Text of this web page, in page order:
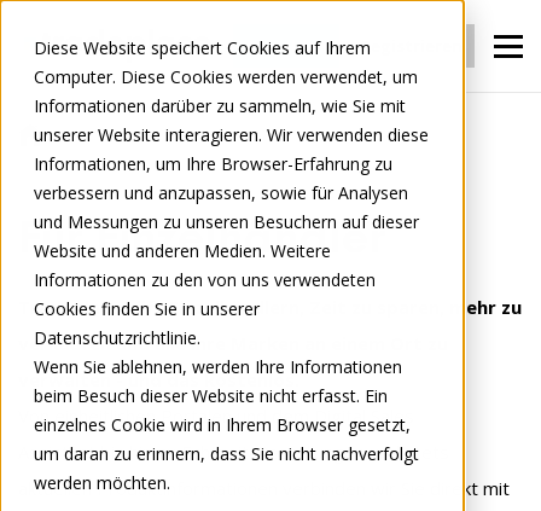
Diese Website speichert Cookies auf Ihrem
Computer. Diese Cookies werden verwendet, um
Informationen darüber zu sammeln, wie Sie mit
unserer Website interagieren. Wir verwenden diese
Informationen, um Ihre Browser-Erfahrung zu
verbessern und anzupassen, sowie für Analysen
und Messungen zu unseren Besuchern auf dieser
Website und anderen Medien. Weitere
Informationen zu den von uns verwendeten
Cookies finden Sie in unserer
Datenschutzrichtlinie.
Wenn Sie ablehnen, werden Ihre Informationen
beim Besuch dieser Website nicht erfasst. Ein
einzelnes Cookie wird in Ihrem Browser gesetzt,
um daran zu erinnern, dass Sie nicht nachverfolgt
werden möchten.
Anmelden Registrieren
Für Einzelhändler
Für Einzelhändler
Tradeplace hilft Einzelhändlern, Zeit zu sparen, mehr zu
verkaufen und alle ihre Marken an einem Ort zu
verwalten - und das kostenlos.
Von einheitlichen Portalen und dem Digital Sales
Assistant bis hin zu Echtzeit-Bestellungen und stets
aktuellen Produktinformationen verbinden wir Sie direkt mit